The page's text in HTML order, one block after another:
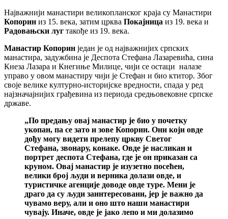
Најважнији манастири великопланског краја су Манастири
Копорин из 15. века, затим црква Покајница из 19. века и
Радовањски луг такође из 19. века.
Манастир Копорин један је од најважнијих српских
манастира, задужбина је Деспота Стефана Лазаревића, сина
Кнеза Лазара и Кнегиње Милице, чији се остаци налазе
управо у овом манастиру чији је Стефан и био ктитор. Због
своје велике културно-историјске вредности, спада у ред
најзначајнијих грађевина из периода средњовековне српске
државе.
„По предању овај манастир је био у почетку
укопан, па се зато и зове Копорин. Они који овде
дођу могу видети прелепу цркву Светог
Стефана, звонару, конаке. Овде је насликан и
портрет деспота Стефана, где је он приказан са
круном. Овај манастир је изузетно посећен,
велики број људи и верника долази овде, и
туристичке агенције доводе овде туре. Мени је
драго да су људи заинтересовани, јер је важно да
чувамо веру, али и оно што наши манастири
чувају. Иначе, овде је јако лепо и ми долазимо